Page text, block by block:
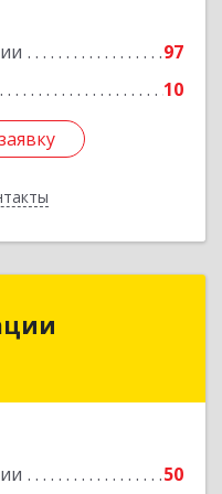
97
10
50
Амурск г, Мира пр-